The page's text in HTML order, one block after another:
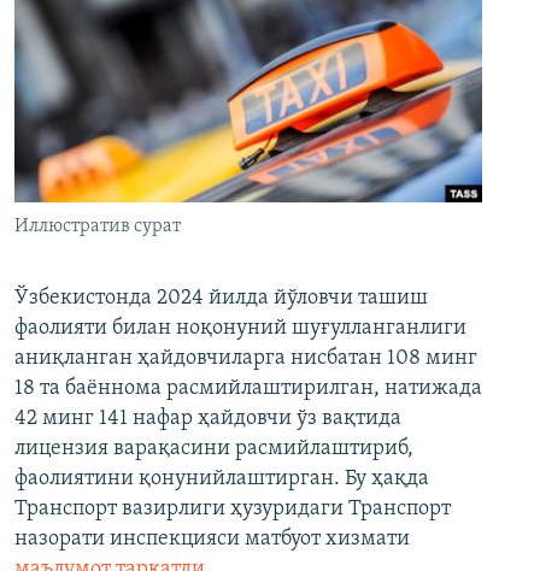
Иллюстратив сурат
Ўзбекистонда 2024 йилда йўловчи ташиш
фаолияти билан ноқонуний шуғулланганлиги
аниқланган ҳайдовчиларга нисбатан 108 минг
18 та баённома расмийлаштирилган, натижада
42 минг 141 нафар ҳайдовчи ўз вақтида
лицензия варақасини расмийлаштириб,
фаолиятини қонунийлаштирган. Бу ҳақда
Транспорт вазирлиги ҳузуридаги Транспорт
назорати инспекцияси матбуот хизмати